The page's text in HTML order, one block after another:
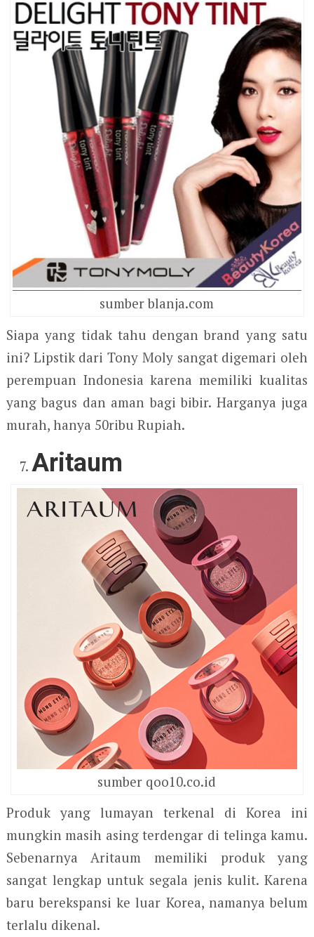
sumber blanja.com
Siapa yang tidak tahu dengan brand yang satu
ini? Lipstik dari Tony Moly sangat digemari oleh
perempuan Indonesia karena memiliki kualitas
yang bagus dan aman bagi bibir. Harganya juga
murah, hanya 50ribu Rupiah.
Aritaum
sumber qoo10.co.id
Produk yang lumayan terkenal di Korea ini
mungkin masih asing terdengar di telinga kamu.
Sebenarnya Aritaum memiliki produk yang
sangat lengkap untuk segala jenis kulit. Karena
baru berekspansi ke luar Korea, namanya belum
terlalu dikenal.